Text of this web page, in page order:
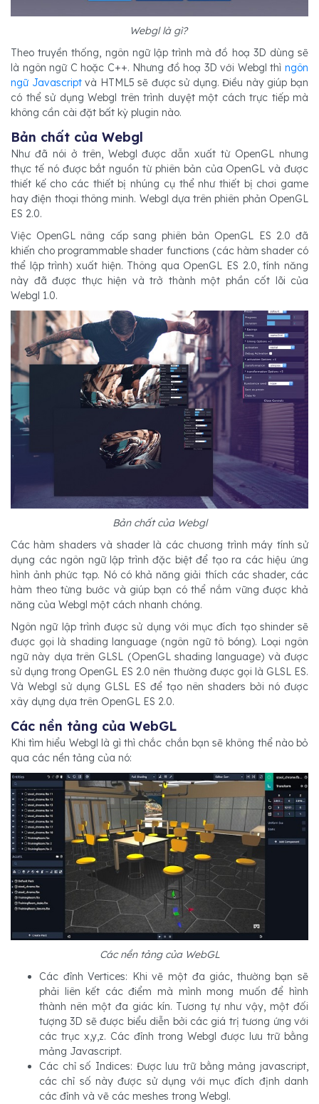
Webgl là gì?
Theo truyền thống, ngôn ngữ lập trình mà đồ hoạ 3D dùng sẽ
là ngôn ngữ C hoặc C++. Nhưng đồ hoạ 3D với Webgl thì ngôn
ngữ Javascriptvà HTML5 sẽ được sử dụng. Điều này giúp bạn
có thể sử dụng Webgl trên trình duyệt một cách trực tiếp mà
không cần cài đặt bất kỳ plugin nào.
Bản chất của Webgl
Như đã nói ở trên, Webgl được dẫn xuất từ OpenGL nhưng
thực tế nó được bắt nguồn từ phiên bản của OpenGL và được
thiết kế cho các thiết bị nhúng cụ thể như thiết bị chơi game
hay điện thoại thông minh. Webgl dựa trên phiên phản OpenGL
ES 2.0.
Việc OpenGL nâng cấp sang phiên bản OpenGL ES 2.0 đã
khiến cho programmable shader functions (các hàm shader có
thể lập trình) xuất hiện. Thông qua OpenGL ES 2.0, tính năng
này đã được thực hiện và trở thành một phần cốt lõi của
Webgl 1.0.
Bản chất của Webgl
Các hàm shaders và shader là các chương trình máy tính sử
dụng các ngôn ngữ lập trình đặc biệt để tạo ra các hiệu ứng
hình ảnh phức tạp. Nó có khả năng giải thích các shader, các
hàm theo từng bước và giúp bạn có thể nắm vững được khả
năng của Webgl một cách nhanh chóng.
Ngôn ngữ lập trình được sử dụng với mục đích tạo shinder sẽ
được gọi là shading language (ngôn ngữ tô bóng). Loại ngôn
ngữ này dựa trên GLSL (OpenGL shading language) và được
sử dụng trong OpenGL ES 2.0 nên thường được gọi là GLSL ES.
Và Webgl sử dụng GLSL ES để tạo nên shaders bởi nó được
xây dựng dựa trên OpenGL ES 2.0.
Các nền tảng của WebGL
Khi tìm hiểu Webgl là gì thì chắc chắn bạn sẽ không thể nào bỏ
qua các nền tảng của nó:
Các nền tảng của WebGL
Các đỉnh Vertices: Khi vẽ một đa giác, thường bạn sẽ
phải liên kết các điểm mà mình mong muốn để hình
thành nên một đa giác kín. Tương tự như vậy, một đối
tượng 3D sẽ được biểu diễn bởi các giá trị tương ứng với
các trục x,y,z. Các đỉnh trong Webgl được lưu trữ bằng
mảng Javascript.
Các chỉ số Indices: Được lưu trữ bằng mảng javascript,
các chỉ số này được sử dụng với mục đích định danh
các đỉnh và vẽ các meshes trong Webgl.